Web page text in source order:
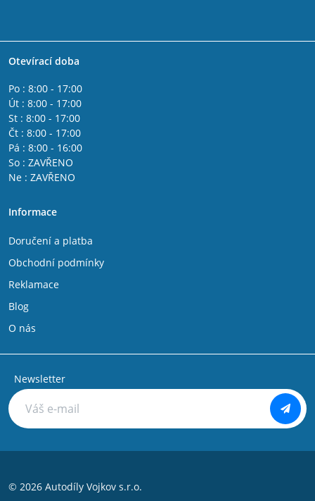
Otevírací doba
Po : 8:00 - 17:00
Út : 8:00 - 17:00
St : 8:00 - 17:00
Čt : 8:00 - 17:00
Pá : 8:00 - 16:00
So : ZAVŘENO
Ne : ZAVŘENO
Informace
Doručení a platba
Obchodní podmínky
Reklamace
Blog
O nás
Newsletter
© 2026 Autodíly Vojkov s.r.o.